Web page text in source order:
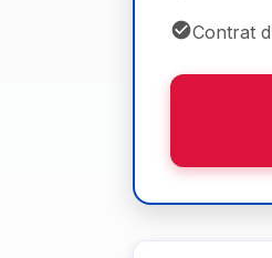
Contrat